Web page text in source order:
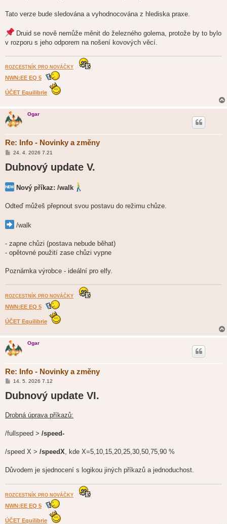
Tato verze bude sledována a vyhodnocována z hlediska praxe.
Druid se nově nemůže měnit do železného golema, protože by to bylo
v rozporu s jeho odporem na nošení kovových věcí.
ROZCESTNÍK PRO NOVÁČKY
NWN:EE EQ 5
ÚČET Equilibrie
Ogar
Re: Info - Novinky a změny
P
í
s
ě
v
24. 4. 2026 7.21
Dubnový update V.
Nový příkaz: /walk
Odteď můžeš přepnout svou postavu do režimu chůze.
/walk
- zapne chůzi (postava nebude běhat)
- opětovné použití zase chůzi vypne
Poznámka výrobce - ideální pro elfy.
ROZCESTNÍK PRO NOVÁČKY
NWN:EE EQ 5
ÚČET Equilibrie
Ogar
Re: Info - Novinky a změny
P
í
s
v
14. 5. 2026 7.12
Dubnový update VI.
Drobná úprava příkazů:
/fullspeed > /speed-
/speed X > /speedX, kde X=5,10,15,20,25,30,50,75,90 %
Důvodem je sjednocení s logikou jiných příkazů a jednoduchost.
ROZCESTNÍK PRO NOVÁČKY
NWN:EE EQ 5
ÚČET Equilibrie